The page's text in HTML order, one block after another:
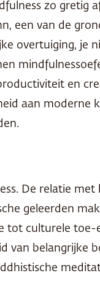
zo
een van de
overtuiging, je
en
aan moderne
De relatie
geleerden
tot culturele
van belangrijke